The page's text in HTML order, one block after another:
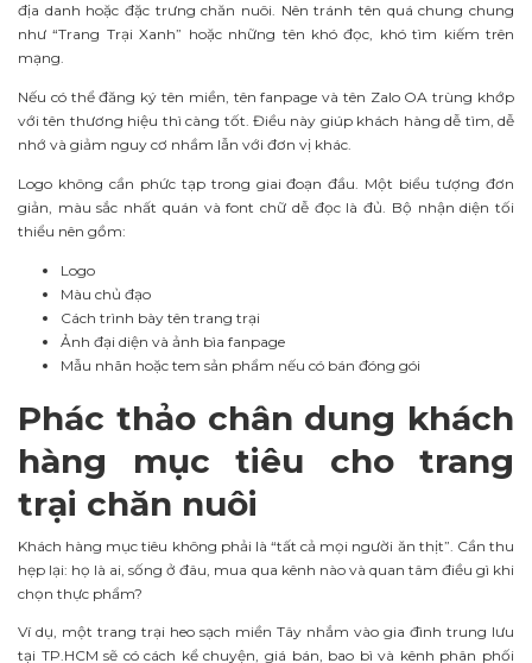
địa danh hoặc đặc trưng chăn nuôi. Nên tránh tên quá chung chung
như “Trang Trại Xanh” hoặc những tên khó đọc, khó tìm kiếm trên
mạng.
Nếu có thể đăng ký tên miền, tên fanpage và tên Zalo OA trùng khớp
với tên thương hiệu thì càng tốt. Điều này giúp khách hàng dễ tìm, dễ
nhớ và giảm nguy cơ nhầm lẫn với đơn vị khác.
Logo không cần phức tạp trong giai đoạn đầu. Một biểu tượng đơn
giản, màu sắc nhất quán và font chữ dễ đọc là đủ. Bộ nhận diện tối
thiểu nên gồm:
Logo
Màu chủ đạo
Cách trình bày tên trang trại
Ảnh đại diện và ảnh bìa fanpage
Mẫu nhãn hoặc tem sản phẩm nếu có bán đóng gói
Phác thảo chân dung khách
hàng mục tiêu cho trang
trại chăn nuôi
Khách hàng mục tiêu không phải là “tất cả mọi người ăn thịt”. Cần thu
hẹp lại: họ là ai, sống ở đâu, mua qua kênh nào và quan tâm điều gì khi
chọn thực phẩm?
Ví dụ, một trang trại heo sạch miền Tây nhắm vào gia đình trung lưu
tại TP.HCM sẽ có cách kể chuyện, giá bán, bao bì và kênh phân phối